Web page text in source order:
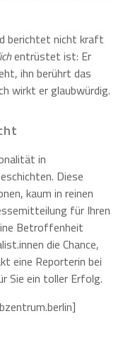
berichtet nicht kraft
entrüstet ist: Er
ihn berührt das
wirkt er glaubwürdig.
in
Diese
kaum in reinen
für Ihren
Betroffenheit
die Chance,
eine Reporterin bei
Sie ein toller Erfolg.